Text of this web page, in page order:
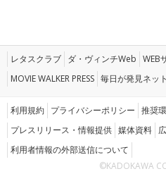
レタスクラブ ダ・ヴィンチWeb WEB
MOVIE WALKER PRESS 毎日が発見ネット
利用規約 プライバシーポリシー 推奨
プレスリリース・情報提供 媒体資料
利用者情報の外部送信について
©KADOKAWA